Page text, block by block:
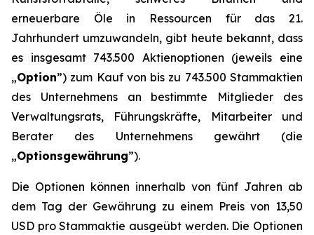
erneuerbare Öle in Ressourcen für das 21.
Jahrhundert umzuwandeln, gibt heute bekannt, dass
es insgesamt 743.500 Aktienoptionen (jeweils eine
„Option”) zum Kauf von bis zu 743.500 Stammaktien
des Unternehmens an bestimmte Mitglieder des
Verwaltungsrats, Führungskräfte, Mitarbeiter und
Berater des Unternehmens gewährt (die
„Optionsgewährung”).
Die Optionen können innerhalb von fünf Jahren ab
dem Tag der Gewährung zu einem Preis von 13,50
USD pro Stammaktie ausgeübt werden. Die Optionen